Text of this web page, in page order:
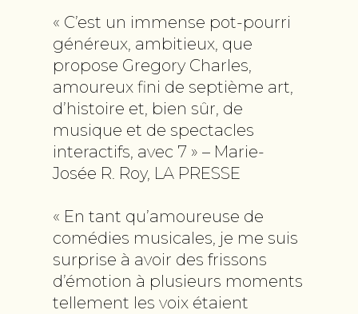
« C’est un immense pot-pourri
généreux, ambitieux, que
propose Gregory Charles,
amoureux fini de septième art,
d’histoire et, bien sûr, de
musique et de spectacles
interactifs, avec 7 » – Marie-
Josée R. Roy, LA PRESSE
« En tant qu’amoureuse de
comédies musicales, je me suis
surprise à avoir des frissons
d’émotion à plusieurs moments
tellement les voix étaient